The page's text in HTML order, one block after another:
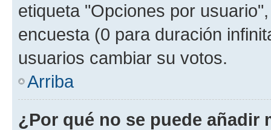
etiqueta "Opciones por
encuesta (0 para duración
usuarios cambiar su votos.
Arriba
¿Por qué no se puede añadir